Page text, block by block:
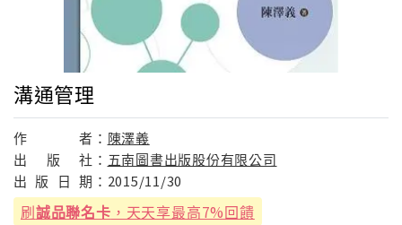
溝通管理
作 者： 陳澤義
出
版 社： 五南圖書出版股份有限公司
出 版 日 期： 2015/11/30
刷誠品聯名卡 ，天天享最高7%回饋